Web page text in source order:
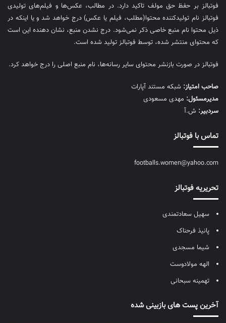
فوتبالز بر حفظ حق مولف تاکید دارد. در مطالب، عکس‌ها و فیلم‌های تولیدی
فوتبالز نام تولیدکننده محتوا(مطلب، فیلم یا عکس) درج خواهد شد و یا اینکه در
ذیل محتوا نام منبع خاصی ذکر نمی‌‎شود. درج نشدن منبع، نشان دهنده این است
که محتوای منتشر شده، توسط فوتبالز تولید شده است.
فوتبالز در صورت بازنشر محتوای سایر رسانه‌ها، نام منبع اصلی را درج خواهد کرد.
صاحب امتیاز: شبکه مستند آپارات
مديرمسئول: مهدی مسعودی
سردبیر: ش.آ
تماس با فوتبالز
footballs.women@yahoo.com
تحریریه فوتبالز
سهیل سعادتمندی
پانیذ فرحناک
شیما مسجدی
الهه مولادوست
تهمینه سبحانی
آخرین پست های بازبینی شده